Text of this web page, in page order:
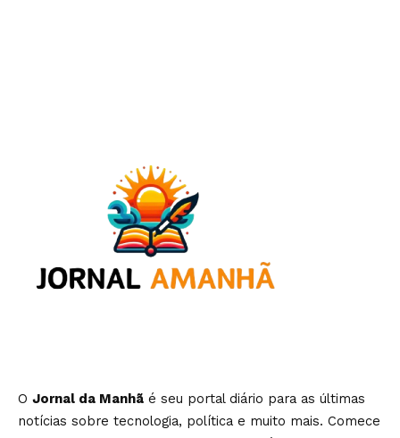
O Jornal da Manhã é seu portal diário para as últimas
notícias sobre tecnologia, política e muito mais. Comece